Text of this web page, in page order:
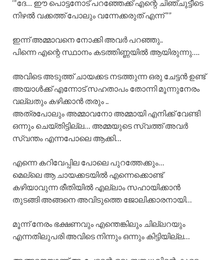
‘”ദേ… ഈ പൊട്ടനോട് പറഞ്ഞേക്ക് എന്റെ ചിഞ്ചുട്ടീടെ
നിഴൽ വക്കത്ത് പോലും വന്നേക്കരുത് എന്ന് ””
ഇന്ന് അമ്മാവനെ നോക്കി അവർ പറഞ്ഞു..
പിന്നെ എന്റെ സ്ഥാനം കടത്തിണ്ണയിൽ ആയിരുന്നു….
അവിടെ അടുത്ത് ചായക്കട നടത്തുന്ന ഒരു ചേട്ടൻ ഉണ്ട്
അയാൾക്ക് എന്നോട് സഹതാപം തോന്നി മൂന്നുനേരം
വല്ലതും കഴിക്കാൻ തരും ..
അത്രപോലും അമ്മാവനോ അമ്മായി എനിക്ക് വേണ്ടി
ഒന്നും ചെയ്തിട്ടില്ല… അമ്മയുടെ സ്വത്ത് അവർ
സ്വന്തം എന്നപോലെ ആക്കി…
എന്നെ കറിവേപ്പില പോലെ പുറത്തേക്കും…
മെല്ലെ ആ ചായക്കടയിൽ എന്നെക്കൊണ്ട്
കഴിയാവുന്ന രീതിയിൽ എല്ലാം സഹായിക്കാൻ
തുടങ്ങി അങ്ങനെ അവിടുത്തെ ജോലിക്കാരനായി…
മൂന്ന് നേരം ഭക്ഷണവും എന്തെങ്കിലും ചില്ലറയും
എന്നതിലുപരി അവിടെ നിന്നും ഒന്നും കിട്ടിയില്ല…